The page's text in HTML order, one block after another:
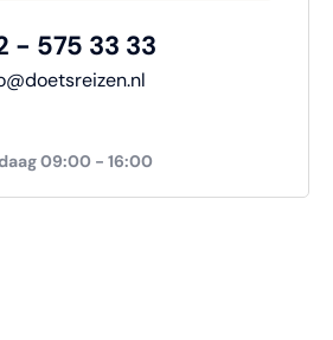
- 575 33 33
09:00 - 16:00